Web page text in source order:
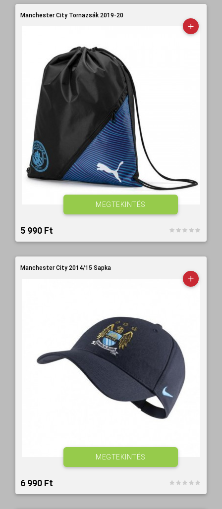
Manchester City Tornazsák 2019-20
5 990 Ft‎
MEGTEKINTÉS
Manchester City 2014/15 Sapka
6 990 Ft‎
MEGTEKINTÉS